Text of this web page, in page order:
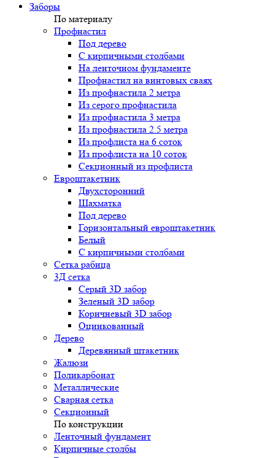
Заборы
По материалу
Профнастил
Под дерево
С кирпичными столбами
На ленточном фундаменте
Профнастил на винтовых сваях
Из профнастила 2 метра
Из серого профнастила
Из профнастила 3 метра
Из профнастила 2.5 метра
Из профлиста на 6 соток
Из профлиста на 10 соток
Секционный из профлиста
Евроштакетник
Двухсторонний
Шахматка
Под дерево
Горизонтальный евроштакетник
Белый
С кирпичными столбами
Сетка рабица
3Д сетка
Серый 3D забор
Зеленый 3D забор
Коричневый 3D забор
Оцинкованный
Дерево
Деревянный штакетник
Жалюзи
Поликарбонат
Металлические
Сварная сетка
Секционный
По конструкции
Ленточный фундамент
Кирпичные столбы